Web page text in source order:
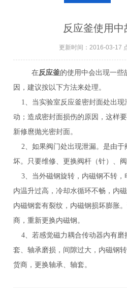
反应釜使用中
更新时间：2016-03-17
在反应釜的使用中会出现一些
因，建议按以下方法来处理。
1、当实验室反应釜密封面处出
动；造成密封面损伤的原因，这样
新修麿抛光密封面。
2、如果阀门处出现泄漏。是由
坏。只要维修、更换阀杆（针）、阀
3、当外磁钢旋转，内磁钢不转
内温升过高，冷却水循环不畅，内
内磁钢套有裂纹，内磁钢损坏膨胀
商，重新更换内磁钢。
4、若感觉磁力耦合传动器内有
套、轴承磨损，间隙过大，内磁钢
货商，更换轴承、轴套。